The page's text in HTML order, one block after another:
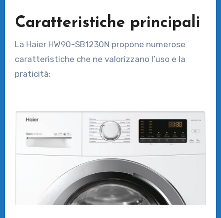
Caratteristiche principali
La Haier HW90-SB1230N propone numerose
caratteristiche che ne valorizzano l’uso e la
praticità: